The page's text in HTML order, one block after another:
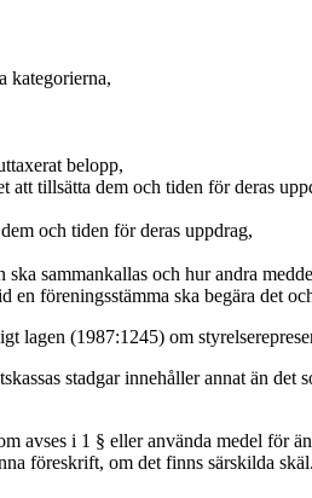
kategorierna,
belopp,
att tillsätta dem och tiden för deras
och tiden för deras uppdrag,
sammankallas och hur andra
föreningsstämma ska begära det
lagen (1987:1245) om
stadgar innehåller annat än
avses i 1 § eller använda medel
föreskrift, om det finns särskilda skäl.